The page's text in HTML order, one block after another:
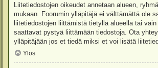
Liitetiedostojen oikeudet annetaan alueen,
mukaan. Foorumin ylläpitäjä ei välttämättä ole
liitetiedostojen liittämistä tietyllä alueella tai
saattavat pystyä liittämään tiedostoja. Ota
ylläpitäjään jos et tiedä miksi et voi lisätä
Ylös